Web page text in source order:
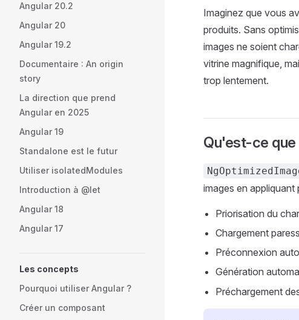
Angular 20.2
Angular 20
Angular 19.2
Documentaire : An origin
story
La direction que prend
Angular en 2025
Angular 19
Standalone est le futur
Utiliser isolatedModules
Introduction à @let
Angular 18
Angular 17
Les concepts
Pourquoi utiliser Angular ?
Créer un composant
Imaginez que vous
produits. Sans
images ne soient
vitrine magnifique,
trop lentement.
Qu'est-ce
images en
Priorisation du
Chargement
Préconnexion
Génération
Préchargement